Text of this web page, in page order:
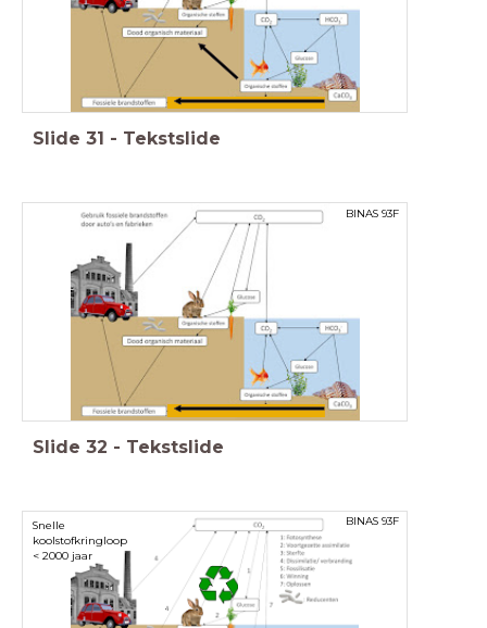
Slide 31 - Tekstslide
BINAS 93F
Slide 32 - Tekstslide
Snelle
koolstofkringloop
< 2000 jaar
BINAS 93F